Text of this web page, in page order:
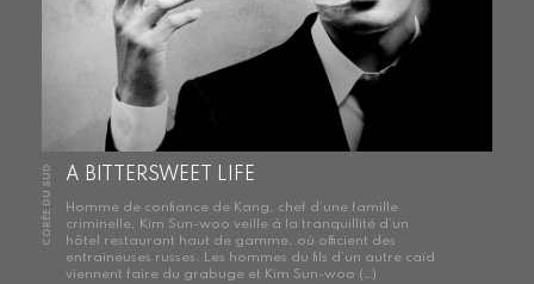
CORÉE DU SUD A BITTERSWEET LIFE
Homme de confiance de Kang, chef d’une famille
criminelle, Kim Sun-woo veille à la tranquillité d’un
hôtel restaurant haut de gamme, où officient des
entraineuses russes. Les hommes du fils d’un autre caïd
viennent faire du grabuge et Kim Sun-woo (…)